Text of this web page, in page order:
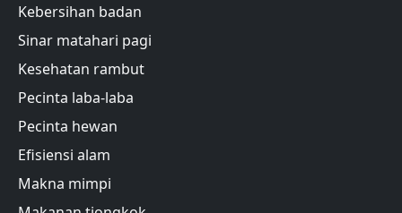
Kebersihan badan
Sinar matahari pagi
Kesehatan rambut
Pecinta laba-laba
Pecinta hewan
Efisiensi alam
Makna mimpi